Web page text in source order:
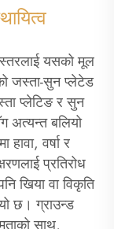
यसको मूल
जस्ता-सुन प्लेटेड
प्लेटिङ र सुन
अत्यन्त बलियो
वर्षा र
प्रतिरोध
खिया वा विकृति
छ। ग्राउन्ड